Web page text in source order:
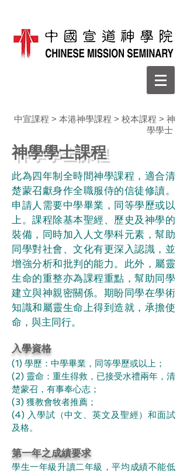
中宣課程 > 本港神學課程 > 校本課程 > 神
學學士
神學學士課程
此為四年制全時間神學課程，適合清
楚蒙召獻身作全職服侍的信徒修讀。
申請人需要中學畢業，同等學歷或以
上。課程除基本聖經、歷史及神學的
裝備，同時加入人文學科元素，幫助
同學對社會、文化有更深入認識，並
增強分析和批判的能力。此外，屬靈
生命的重整亦為課程重點，幫助同學
建立與神親密關係。期盼同學在學術
知識和屬靈生命上得到造就，承擔使
命，與主同行。
入學資格
(1) 學歷：中學畢業，同等學歷或以上；
(2) 靈命：重生得救，已接受水禮兩年，清
楚蒙召，有事奉心志；
(3) 獲教會牧者推薦；
(4) 入學試（中文、英文及聖經）和面試
及格。
第一年之成績要求
學生一年級升讀二年級，平均成績不能低